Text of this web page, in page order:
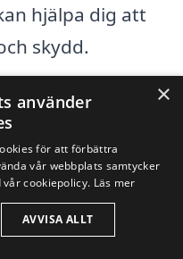
hjälpa dig att
skydd.
kan det
taktvätt i
är några platser
inom
×
använder
för att förbättra
vår webbplats samtycker
cookiepolicy. Läs mer
AVVISA ALLT